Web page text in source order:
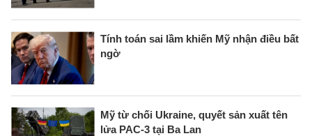
Tính toán sai lầm khiến Mỹ nhận điều bất
ngờ
Mỹ từ chối Ukraine, quyết sản xuất tên
lửa PAC-3 tại Ba Lan